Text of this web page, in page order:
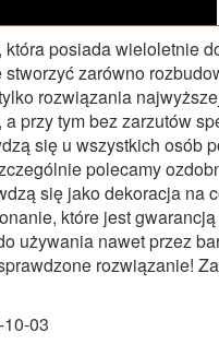
która posiada wieloletnie
stworzyć zarówno
rozwiązania
przy tym bez zarzutów
się u wszystkich osób
polecamy
się jako dekoracja na
które jest
używania nawet przez
rozwiązanie!
03